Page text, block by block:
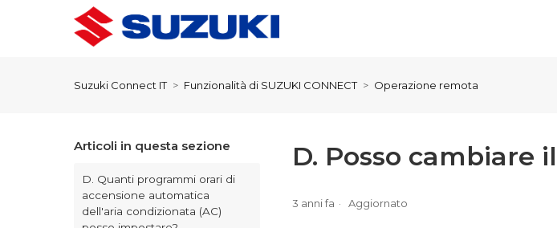
Suzuki Connect IT Funzionalità di SUZUKI CONNECT Operazione remota
Articoli in questa sezione
D. Quanti programmi orari di
accensione automatica
dell'aria condizionata (AC)
D. Posso cambiare
3 anni fa Aggiornato